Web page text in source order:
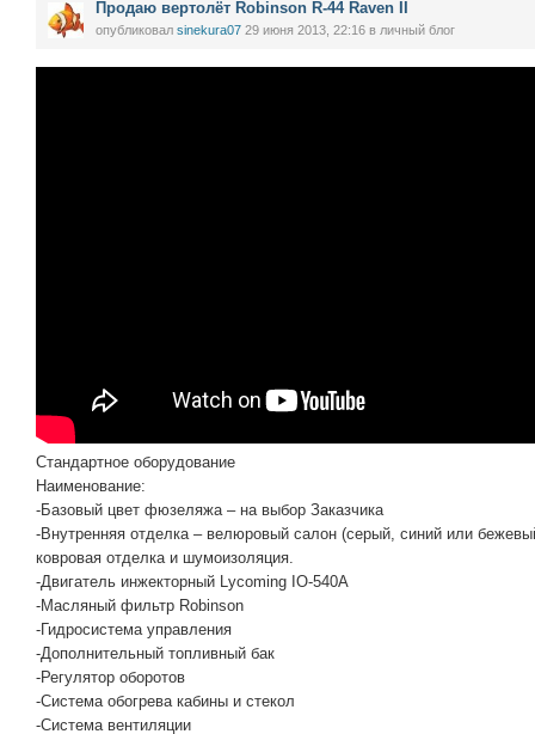
Продаю вертолёт Robinson R-44 Raven II
опубликовал sinekura07 29 июня 2013, 22:16 в личный блог
Стандартное оборудование
Наименование:
-Базовый цвет фюзеляжа – на выбор Заказчика
-Внутренняя отделка – велюровый салон (серый, синий или
ковровая отделка и шумоизоляция.
-Двигатель инжекторный Lycoming IO-540A
-Масляный фильтр Robinson
-Гидросистема управления
-Дополнительный топливный бак
-Регулятор оборотов
-Система обогрева кабины и стекол
-Система вентиляции